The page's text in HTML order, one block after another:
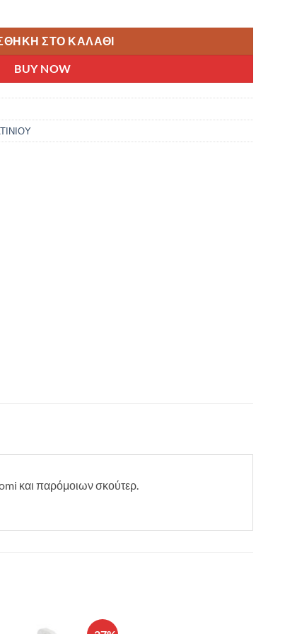
ΣΤΟ ΚΑΛΆΘΙ
BUY NOW
και παρόμοιων σκούτερ.